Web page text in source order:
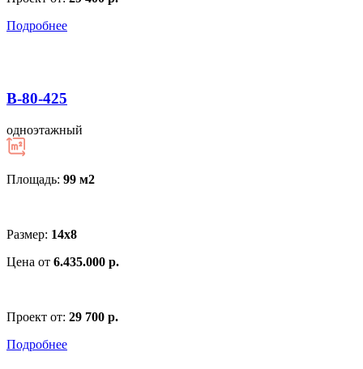
Подробнее
В-80-425
одноэтажный
Площадь: 99 м2
Размер: 14х8
Цена от 6.435.000 р.
Проект от: 29 700 р.
Подробнее